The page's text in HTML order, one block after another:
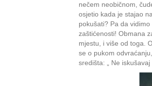
nečem neobičnom,
osjetio kada je stajao
pokušati? Pa da
zaštićenosti! Obmana
mjestu, i više od toga.
se o pukom
središta: „ Ne